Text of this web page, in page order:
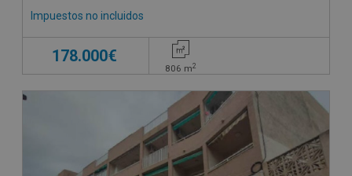
Impuestos no incluidos
178.000€
806 m2